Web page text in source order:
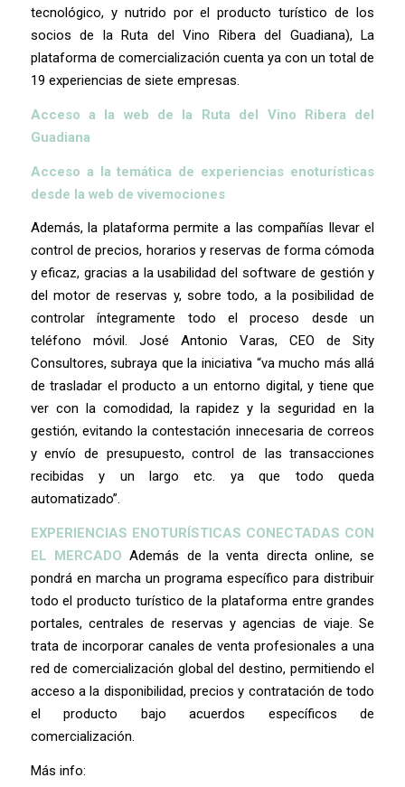
tecnológico, y nutrido por el producto turístico de los
socios de la Ruta del Vino Ribera del Guadiana), La
plataforma de comercialización cuenta ya con un total de
19 experiencias de siete empresas.
Acceso a la web de la Ruta del Vino Ribera del
Guadiana
Acceso a la temática de experiencias enoturísticas
desde la web de vivemociones
Además, la plataforma permite a las compañías llevar el
control de precios, horarios y reservas de forma cómoda
y eficaz, gracias a la usabilidad del software de gestión y
del motor de reservas y, sobre todo, a la posibilidad de
controlar íntegramente todo el proceso desde un
teléfono móvil. José Antonio Varas, CEO de Sity
Consultores, subraya que la iniciativa “va mucho más allá
de trasladar el producto a un entorno digital, y tiene que
ver con la comodidad, la rapidez y la seguridad en la
gestión, evitando la contestación innecesaria de correos
y envío de presupuesto, control de las transacciones
recibidas y un largo etc. ya que todo queda
automatizado”.
EXPERIENCIAS ENOTURÍSTICAS CONECTADAS CON
EL MERCADO Además de la venta directa online, se
pondrá en marcha un programa específico para distribuir
todo el producto turístico de la plataforma entre grandes
portales, centrales de reservas y agencias de viaje. Se
trata de incorporar canales de venta profesionales a una
red de comercialización global del destino, permitiendo el
acceso a la disponibilidad, precios y contratación de todo
el producto bajo acuerdos específicos de
comercialización.
Más info: